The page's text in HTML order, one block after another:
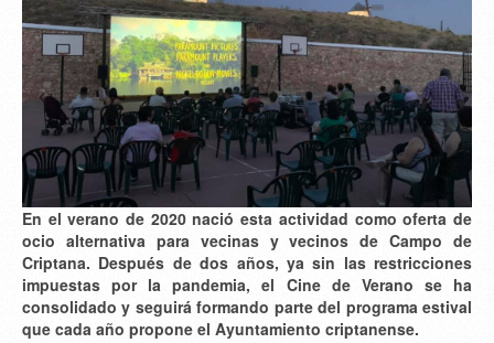
En el verano de 2020 nació esta actividad como oferta de
ocio alternativa para vecinas y vecinos de Campo de
Criptana. Después de dos años, ya sin las restricciones
impuestas por la pandemia, el Cine de Verano se ha
consolidado y seguirá formando parte del programa estival
que cada año propone el Ayuntamiento criptanense.